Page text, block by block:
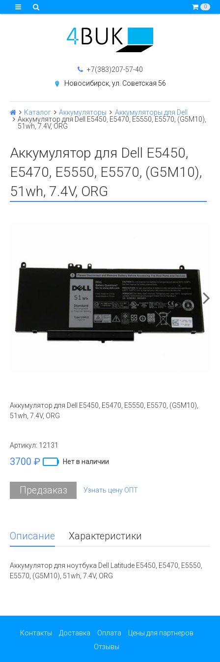
0
+7(383)207-57-40
Новосибирск, ул. Советская 56
Каталог Аккумуляторы
Аккумуляторы для Dell
Аккумулятор для Dell E5450, E5470, E5550, E5570, (G5M10),
51wh, 7.4V, ORG
Аккумулятор для Dell E5450,
E5470, E5550, E5570, (G5M10),
51wh, 7.4V, ORG
Аккумулятор для Dell E5450, E5470, E5550, E5570, (G5M10),
51wh, 7.4V, ORG
Артикул: 12131
3700 ₽ Нет в наличии
Предзаказ Узнать цену ОПТ
Описание Характеристики
Аккумулятор для ноутбука Dell Latitude E5450, E5470, E5550,
E5570, (G5M10), 51wh, 7.4V, ORG
Контакты Доставка Оплата
Цены для партнеров
Отзывы